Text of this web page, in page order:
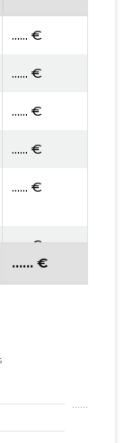
...... €
...... €
...... €
...... €
...... €
...... €
...... €
...... €